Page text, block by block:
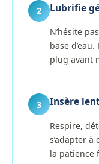
2 Lubrifie
N’hésite
base
plug avant
3 Insère
Respire,
s’adapter
la patience